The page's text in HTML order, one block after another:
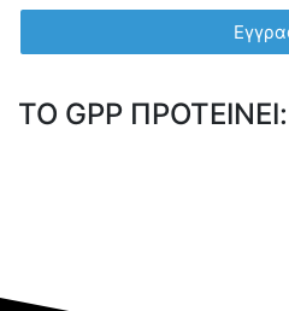
TO GPP ΠΡΟΤΕΙΝΕΙ: